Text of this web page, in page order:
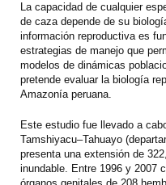
La capacidad de cualquier
de caza depende de su
información reproductiva es
estrategias de manejo que
modelos de dinámicas
pretende evaluar la biología
Amazonía peruana.
Este estudio fue llevado a
Tamshiyacu–Tahuayo
presenta una extensión de
inundable. Entre 1996 y 2007